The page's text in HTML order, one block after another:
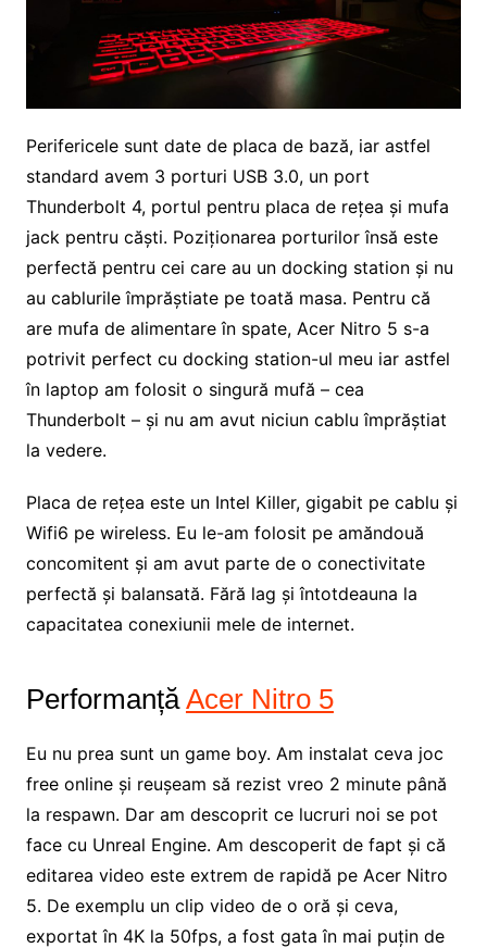
Perifericele sunt date de placa de bază, iar astfel
standard avem 3 porturi USB 3.0, un port
Thunderbolt 4, portul pentru placa de rețea și mufa
jack pentru căști. Poziționarea porturilor însă este
perfectă pentru cei care au un docking station și nu
au cablurile împrăștiate pe toată masa. Pentru că
are mufa de alimentare în spate, Acer Nitro 5 s-a
potrivit perfect cu docking station-ul meu iar astfel
în laptop am folosit o singură mufă – cea
Thunderbolt – și nu am avut niciun cablu împrăștiat
la vedere.
Placa de rețea este un Intel Killer, gigabit pe cablu și
Wifi6 pe wireless. Eu le-am folosit pe amăndouă
concomitent și am avut parte de o conectivitate
perfectă și balansată. Fără lag și întotdeauna la
capacitatea conexiunii mele de internet.
PerformanțăAcer Nitro 5
Eu nu prea sunt un game boy. Am instalat ceva joc
free online și reușeam să rezist vreo 2 minute până
la respawn. Dar am descoprit ce lucruri noi se pot
face cu Unreal Engine. Am descoperit de fapt și că
editarea video este extrem de rapidă pe Acer Nitro
5. De exemplu un clip video de o oră și ceva,
exportat în 4K la 50fps, a fost gata în mai puțin de